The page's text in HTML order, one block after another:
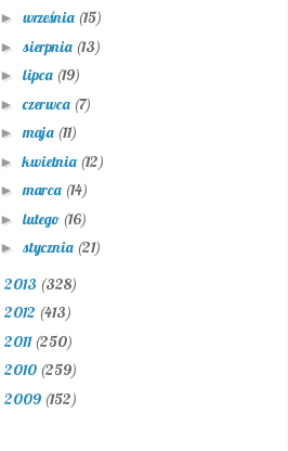
► września (15)
► sierpnia (13)
► lipca (19)
►czerwca (7)
►maja (11)
►kwietnia (12)
►marca (14)
► lutego (16)
► stycznia (21)
2013 (328)
2012 (413)
2011 (250)
2010 (259)
2009 (152)